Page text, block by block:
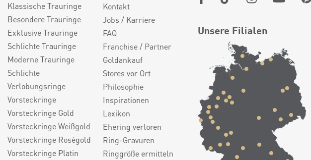
Klassische Trauringe
Besondere Trauringe
Exklusive Trauringe
Schlichte Trauringe
Moderne Trauringe
Schlichte
Verlobungsringe
Vorsteckringe
Vorsteckringe Gold
Vorsteckringe Weißgold
Vorsteckringe Roségold
Vorsteckringe Platin
Kontakt
Jobs / Karriere
FAQ
Franchise / Partner
Goldankauf
Stores vor Ort
Philosophie
Inspirationen
Lexikon
Ehering verloren
Ring-Gravuren
Ringgröße ermitteln
Unsere Filialen